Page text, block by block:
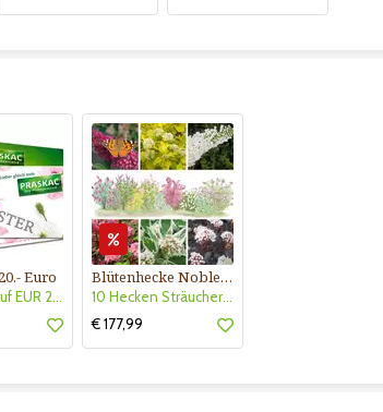
Euro
Gutscheinkauf EUR 20.-
Blütenhecke Nobless-Kollektion Nr. 402
10 Hecken Sträucher - für 10 lfm Blütenhecke - Blühend März - Oktober
€ 177,99